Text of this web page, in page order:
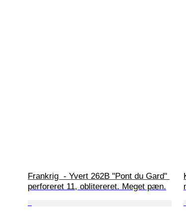
Frankrig  - Yvert 262B "Pont du Gard"
perforeret 11, oblitereret. Meget pæn.